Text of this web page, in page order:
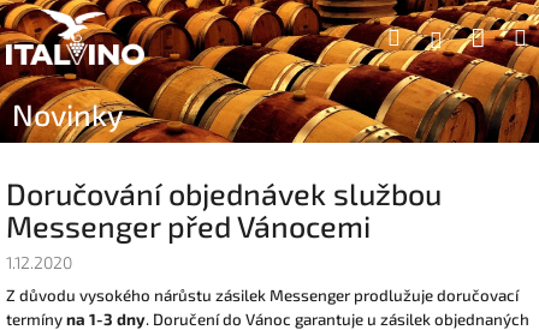
Přejít
na
obsah
Hledat
Novinky
Doručování objednávek službou
Messenger před Vánocemi
1.12.2020
Z důvodu vysokého nárůstu zásilek Messenger prodlužuje doručovací
termínyna 1-3 dny. Doručení do Vánoc garantuje u zásilek objednaných